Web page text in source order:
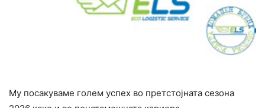
Му посакуваме голем успех во претстојната сезона